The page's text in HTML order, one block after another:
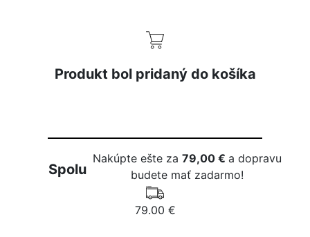
Produkt bol pridaný do košíka
Spolu
Nakúpte ešte za79,00 €a dopravu
budete mať zadarmo!
79.00 €